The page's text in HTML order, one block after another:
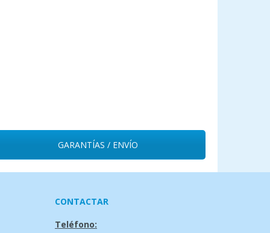
GARANTÍAS / ENVÍO
CONTACTAR
Teléfono: